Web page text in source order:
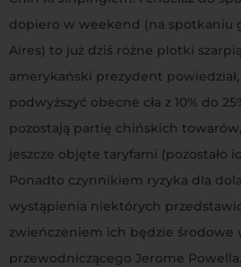
dopiero w weekend (na spotkaniu
Aires) to już dziś różne plotki
amerykański prezydent
podwyższyć obecne cła z 10% do
pozostają partię chińskich
jeszcze objęte taryfami (pozostało
Ponadto czynnikiem ryzyka dla
wystąpienia niektórych
zwieńczeniem ich będzie środowe
przewodniczącego Jerome